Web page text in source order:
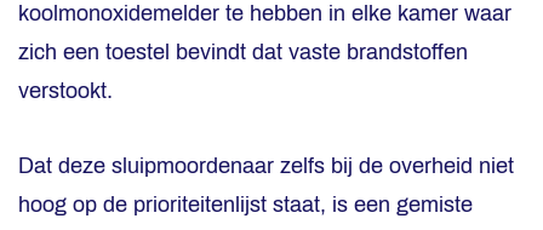
koolmonoxidemelder te hebben in elke kamer waar
zich een toestel bevindt dat vaste brandstoffen
verstookt.
Dat deze sluipmoordenaar zelfs bij de overheid niet
hoog op de prioriteitenlijst staat, is een gemiste